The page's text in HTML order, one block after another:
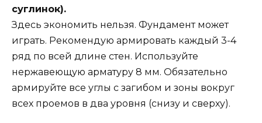
суглинок).
Здесь экономить нельзя. Фундамент может
играть. Рекомендую армировать каждый 3-4
ряд по всей длине стен. Используйте
нержавеющую арматуру 8 мм. Обязательно
армируйте все углы с загибом и зоны вокруг
всех проемов в два уровня (снизу и сверху).